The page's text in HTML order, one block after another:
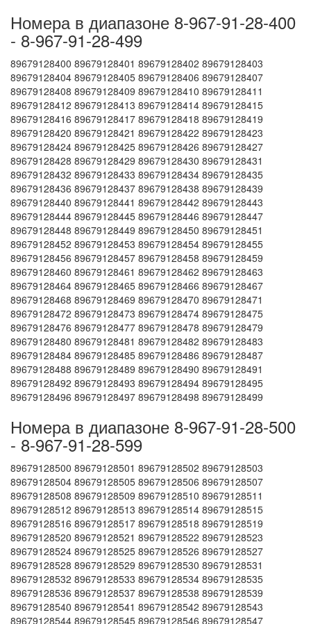
Номера в диапазоне 8-967-91-28-400
- 8-967-91-28-499
89679128400 89679128401 89679128402 89679128403
89679128404 89679128405 89679128406 89679128407
89679128408 89679128409 89679128410 89679128411
89679128412 89679128413 89679128414 89679128415
89679128416 89679128417 89679128418 89679128419
89679128420 89679128421 89679128422 89679128423
89679128424 89679128425 89679128426 89679128427
89679128428 89679128429 89679128430 89679128431
89679128432 89679128433 89679128434 89679128435
89679128436 89679128437 89679128438 89679128439
89679128440 89679128441 89679128442 89679128443
89679128444 89679128445 89679128446 89679128447
89679128448 89679128449 89679128450 89679128451
89679128452 89679128453 89679128454 89679128455
89679128456 89679128457 89679128458 89679128459
89679128460 89679128461 89679128462 89679128463
89679128464 89679128465 89679128466 89679128467
89679128468 89679128469 89679128470 89679128471
89679128472 89679128473 89679128474 89679128475
89679128476 89679128477 89679128478 89679128479
89679128480 89679128481 89679128482 89679128483
89679128484 89679128485 89679128486 89679128487
89679128488 89679128489 89679128490 89679128491
89679128492 89679128493 89679128494 89679128495
89679128496 89679128497 89679128498 89679128499
Номера в диапазоне 8-967-91-28-500
- 8-967-91-28-599
89679128500 89679128501 89679128502 89679128503
89679128504 89679128505 89679128506 89679128507
89679128508 89679128509 89679128510 89679128511
89679128512 89679128513 89679128514 89679128515
89679128516 89679128517 89679128518 89679128519
89679128520 89679128521 89679128522 89679128523
89679128524 89679128525 89679128526 89679128527
89679128528 89679128529 89679128530 89679128531
89679128532 89679128533 89679128534 89679128535
89679128536 89679128537 89679128538 89679128539
89679128540 89679128541 89679128542 89679128543
89679128544 89679128545 89679128546 89679128547